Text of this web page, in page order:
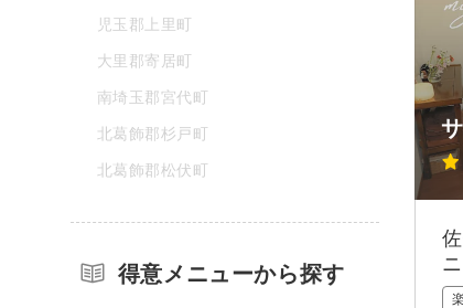
児玉郡上里町
大里郡寄居町
南埼玉郡宮代町
北葛飾郡杉戸町
北葛飾郡松伏町
得意メニューから探す